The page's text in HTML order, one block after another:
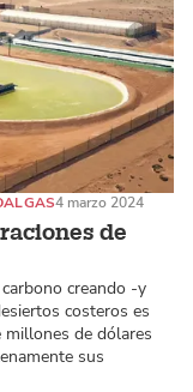
de
4 marzo 2024
creando -y
costeros es
millones de dólares
sus